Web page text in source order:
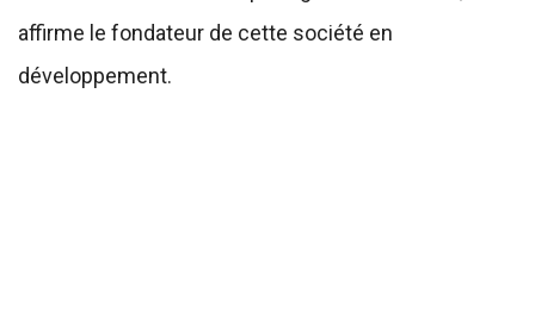
affirme le fondateur de cette société en
développement.